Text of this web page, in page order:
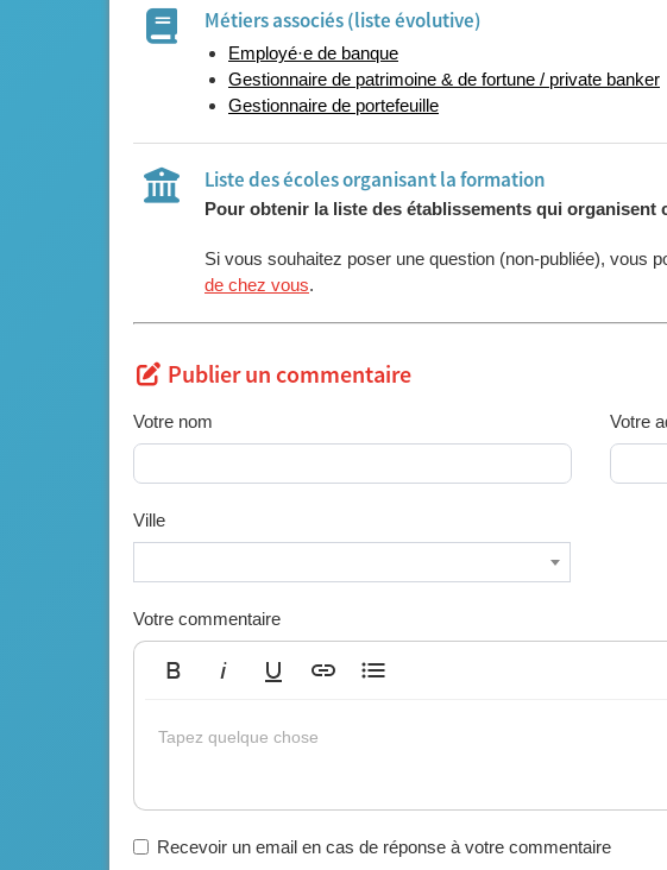
Métiers associés (liste évolutive)
Employé·e de banque
Gestionnaire de patrimoine & de fortune / private banker
Gestionnaire de portefeuille
Liste des écoles organisant la formation
Pour obtenir la liste des établissements qui organisent
Si vous souhaitez poser une question (non-publiée), vous
de chez vous.
Publier un commentaire
Votre nom Votre
Ville
Votre commentaire
Tapez quelque chose
Recevoir un email en cas de réponse à votre commentaire